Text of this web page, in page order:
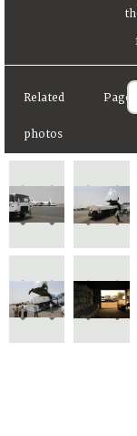
Related
photos
Page